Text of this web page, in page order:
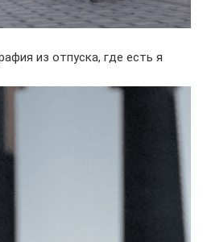
из отпуска, где есть я